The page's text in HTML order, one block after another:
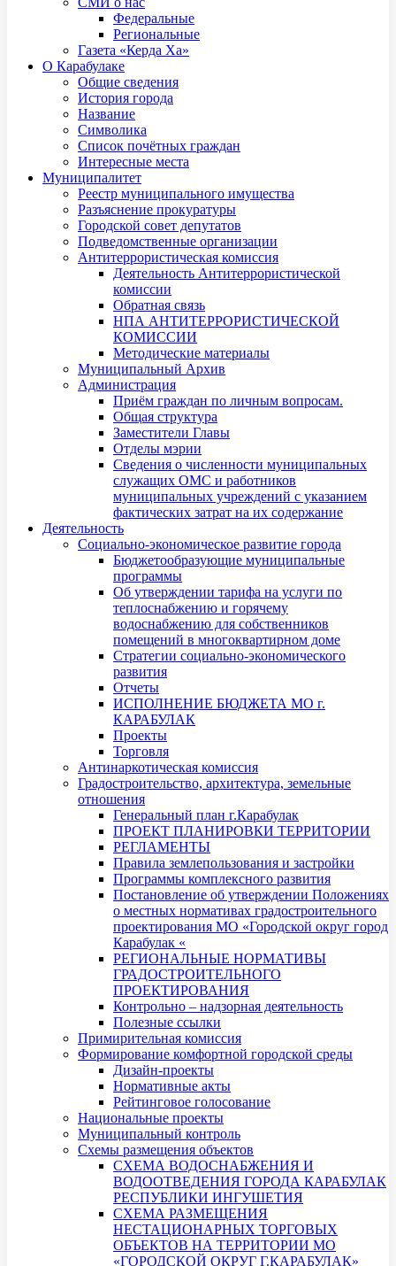
Федеральные
Региональные
Газета «Керда Ха»
О Карабулаке
Общие сведения
История города
Название
Символика
Список почётных граждан
Интересные места
Муниципалитет
Реестр муниципального имущества
Разъяснение прокуратуры
Городской совет депутатов
Подведомственные организации
Антитеррористическая комиссия
Деятельность Антитеррористической
комиссии
Обратная связь
НПА АНТИТЕРРОРИСТИЧЕСКОЙ
КОМИССИИ
Методические материалы
Муниципальный Архив
Администрация
Приём граждан по личным вопросам.
Общая структура
Заместители Главы
Отделы мэрии
Сведения о численности муниципальных
служащих ОМС и работников
муниципальных учреждений с указанием
фактических затрат на их содержание
Деятельность
Социально-экономическое развитие города
Бюджетообразующие муниципальные
программы
Об утверждении тарифа на услуги по
теплоснабжению и горячему
водоснабжению для собственников
помещений в многоквартирном доме
Стратегии социально-экономического
развития
Отчеты
ИСПОЛНЕНИЕ БЮДЖЕТА МО г.
КАРАБУЛАК
Проекты
Торговля
Антинаркотическая комиссия
Градостроительство, архитектура, земельные
отношения
Генеральный план г.Карабулак
ПРОЕКТ ПЛАНИРОВКИ ТЕРРИТОРИИ
РЕГЛАМЕНТЫ
Правила землепользования и застройки
Программы комплексного развития
Постановление об утверждении Положениях
о местных нормативах градостроительного
проектирования МО «Городской округ город
Карабулак «
РЕГИОНАЛЬНЫЕ НОРМАТИВЫ
ГРАДОСТРОИТЕЛЬНОГО
ПРОЕКТИРОВАНИЯ
Контрольно – надзорная деятельность
Полезные ссылки
Примирительная комиссия
Формирование комфортной городской среды
Дизайн-проекты
Нормативные акты
Рейтинговое голосование
Национальные проекты
Муниципальный контроль
Схемы размещения объектов
СХЕМА ВОДОСНАБЖЕНИЯ И
ВОДООТВЕДЕНИЯ ГОРОДА КАРАБУЛАК
РЕСПУБЛИКИ ИНГУШЕТИЯ
СХЕМА РАЗМЕЩЕНИЯ
НЕСТАЦИОНАРНЫХ ТОРГОВЫХ
ОБЪЕКТОВ НА ТЕРРИТОРИИ МО
«ГОРОДСКОЙ ОКРУГ Г.КАРАБУЛАК»